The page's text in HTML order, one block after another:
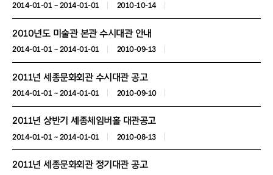
2014-01-01 ~ 2014-01-01 2010-10-14
2010년도 미술관 본관 수시대관 안내
2014-01-01 ~ 2014-01-01 2010-09-13
2011년 세종문화회관 수시대관 공고
2014-01-01 ~ 2014-01-01 2010-09-10
2011년 상반기 세종체임버홀 대관공고
2014-01-01 ~ 2014-01-01 2010-08-13
2011년 세종문화회관 정기대관 공고